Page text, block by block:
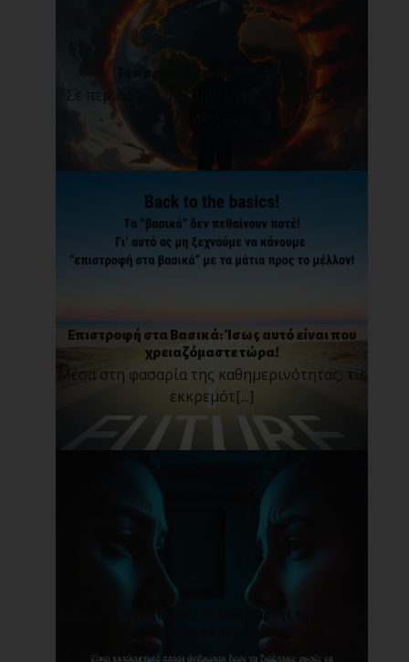
Το παρόν δεν είναι παντοτινό!
Σε περιόδους αβεβαιότητας, δυσάρεστων
Επιστροφή στα Βασικά: Ίσως αυτό είναι που
χρειαζόμαστε τώρα!
Μέσα στη φασαρία της καθημερινότητας, τις
εκκρεμότ[...]
Τα συναισθήματά μας : O καθρέφτης της σχέσης
Είναι εκπληκτικό πόσοι άνθρωποι ζουν τη